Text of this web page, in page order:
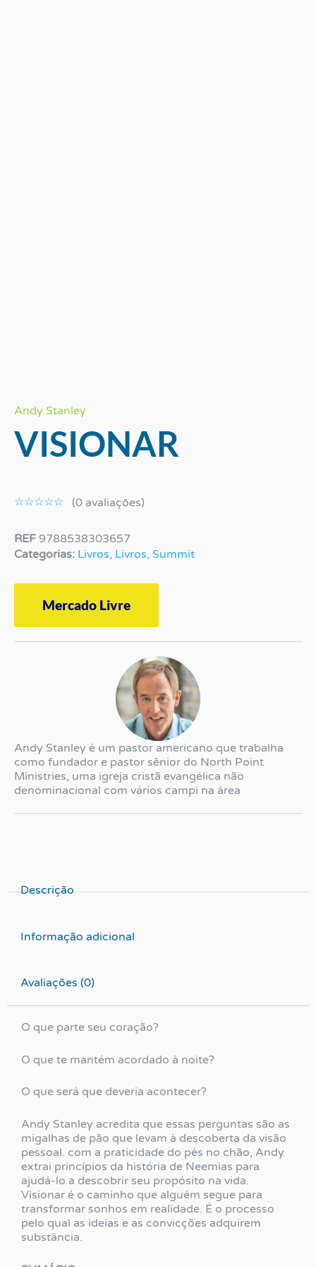
Andy Stanley
VISIONAR
☆☆☆☆☆
como
5
(0 avaliaçōes)
REF 9788538303657
Categorias: Livros, Livros, Summit
Mercado Livre
Andy Stanley é um pastor americano que trabalha
como fundador e pastor sênior do North Point
Ministries, uma igreja cristã evangélica não
denominacional com vários campi na área
Descrição
Informação adicional
Avaliações (0)
O que parte seu coração?
O que te mantém acordado à noite?
O que será que deveria acontecer?
Andy Stanley acredita que essas perguntas são as
migalhas de pão que levam à descoberta da visão
pessoal. com a praticidade do pés no chão, Andy
extrai princípios da história de Neemias para
ajudá-lo a descobrir seu propósito na vida.
Visionar é o caminho que alguém segue para
transformar sonhos em realidade. É o processo
pelo qual as ideias e as convicções adquirem
substância.